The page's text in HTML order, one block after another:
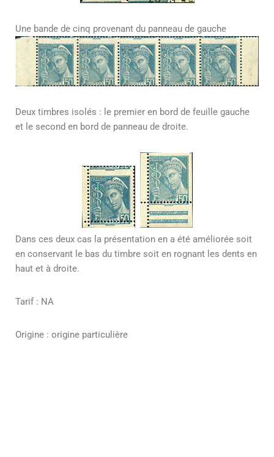
Une bande de cinq provenant du panneau de gauche
Deux timbres isolés : le premier en bord de feuille gauche
et le second en bord de panneau de droite.
Dans ces deux cas la présentation en a été améliorée soit
en conservant le bas du timbre soit en rognant les dents en
haut et à droite.
Tarif : NA
Origine : origine particulière